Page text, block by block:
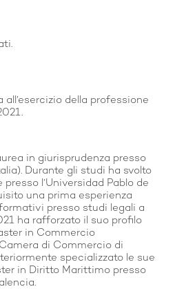
della professione
in giurisprudenza presso
Durante gli studi ha svolto
l’Universidad Pablo de
una prima esperienza
presso studi legali a
ha rafforzato il suo profilo
in Commercio
di Commercio di
specializzato le sue
in Diritto Marittimo presso